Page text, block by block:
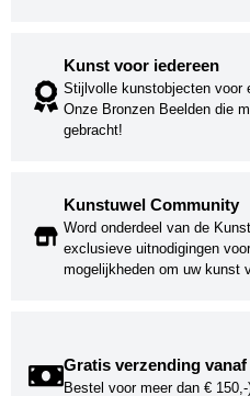
Kunst voor iedereen
Stijlvolle kunstobjecten voor
Onze Bronzen Beelden die
gebracht!
Kunstuwel Community
Word onderdeel van de
exclusieve uitnodigingen
mogelijkheden om uw kunst
Gratis verzending vanaf
Bestel voor meer dan € 150,-